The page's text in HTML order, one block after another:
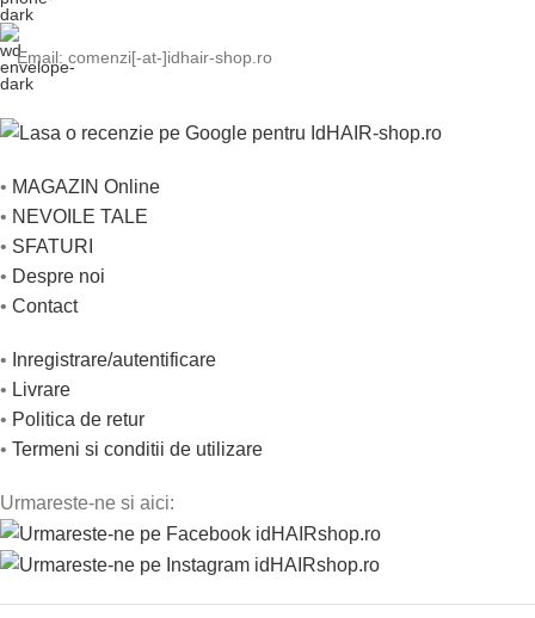
Email: comenzi[-at-]idhair-shop.ro
• MAGAZIN Online
• NEVOILE TALE
• SFATURI
• Despre noi
• Contact
• Inregistrare/autentificare
• Livrare
• Politica de retur
• Termeni si conditii de utilizare
Urmareste-ne si aici: